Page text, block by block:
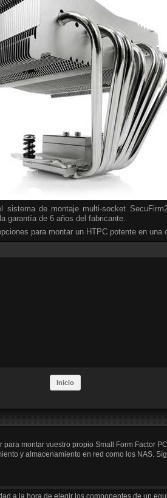
de montaje multi-socket
garantía de 6 años del fabricante.
para montar un HTPC potente en una
Inicio
montar vuestro propio Small Form Factor
y almacenamiento en red como los NAS.
a la hora de elegir los componentes de un